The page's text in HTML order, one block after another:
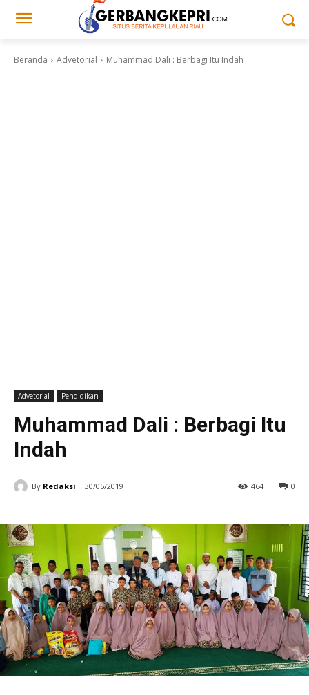
Beranda Advetorial Muhammad Dali : Berbagi Itu Indah
Advetorial Pendidikan
Muhammad Dali : Berbagi Itu
Indah
By Redaksi 30/05/2019 0
464